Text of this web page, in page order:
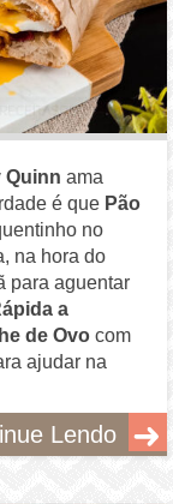
Quinn ama
é que Pão
no
na hora do
para aguentar
a
de Ovo com
ajudar na
Lendo